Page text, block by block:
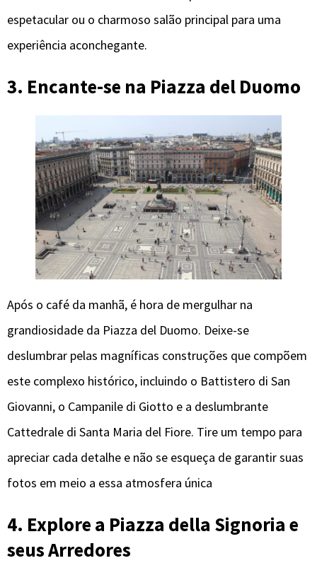
espetacular ou o charmoso salão principal para uma
experiência aconchegante.
3. Encante-se na Piazza del Duomo
Após o café da manhã, é hora de mergulhar na
grandiosidade da Piazza del Duomo. Deixe-se
deslumbrar pelas magníficas construções que compõem
este complexo histórico, incluindo o Battistero di San
Giovanni, o Campanile di Giotto e a deslumbrante
Cattedrale di Santa Maria del Fiore. Tire um tempo para
apreciar cada detalhe e não se esqueça de garantir suas
fotos em meio a essa atmosfera única
4. Explore a Piazza della Signoria e
seus Arredores